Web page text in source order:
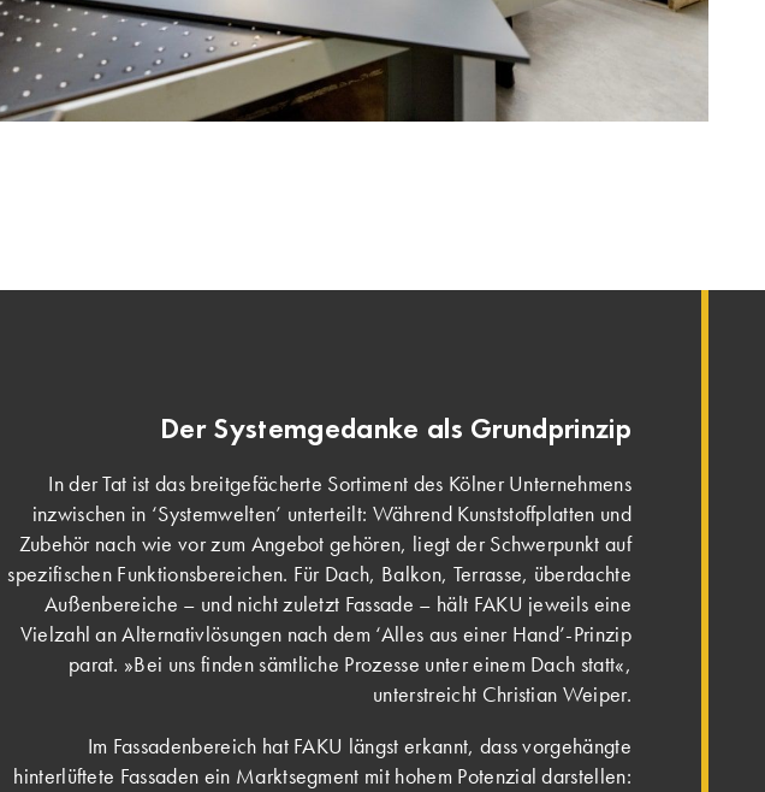
Der Systemgedanke als Grundprinzip
In der Tat ist das breitgefächerte Sortiment des Kölner Unternehmens
inzwischen in ‘Systemwelten’ unterteilt: Während Kunststoffplatten und
Zubehör nach wie vor zum Angebot gehören, liegt der Schwerpunkt auf
spezifischen Funktionsbereichen. Für Dach, Balkon, Terrasse, überdachte
Außenbereiche – und nicht zuletzt Fassade – hält FAKU jeweils eine
Vielzahl an Alternativlösungen nach dem ‘Alles aus einer Hand’-Prinzip
parat. »Bei uns finden sämtliche Prozesse unter einem Dach statt«,
unterstreicht Christian Weiper.
Im Fassadenbereich hat FAKU längst erkannt, dass vorgehängte
hinterlüftete Fassaden ein Marktsegment mit hohem Potenzial darstellen: